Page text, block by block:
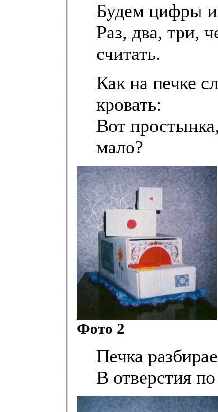
Будем цифры
Раз, два, три,
считать.
Как на печке
кровать:
Вот
мало?
Фото 2
Печка
В отверстия